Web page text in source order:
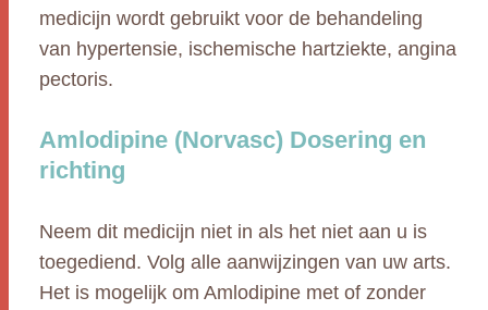
medicijn wordt gebruikt voor de behandeling
van hypertensie, ischemische hartziekte, angina
pectoris.
Amlodipine (Norvasc) Dosering en
richting
Neem dit medicijn niet in als het niet aan u is
toegediend. Volg alle aanwijzingen van uw arts.
Het is mogelijk om Amlodipine met of zonder